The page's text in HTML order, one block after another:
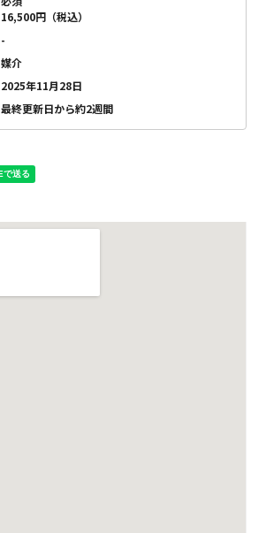
16,500円（税込）
-
媒介
2025年11月28日
最終更新日から約2週間